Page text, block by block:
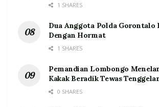
1 SHARES
Dua Anggota Polda Gorontalo
Dengan Hormat
1 SHARES
Pemandian Lombongo
Kakak Beradik Tewas
0 SHARES